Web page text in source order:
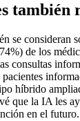
se consideran
de los
consultas
híbrido
que la IA les
en el futuro.